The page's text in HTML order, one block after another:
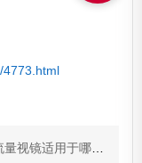
4773.html
适用于哪些领域）